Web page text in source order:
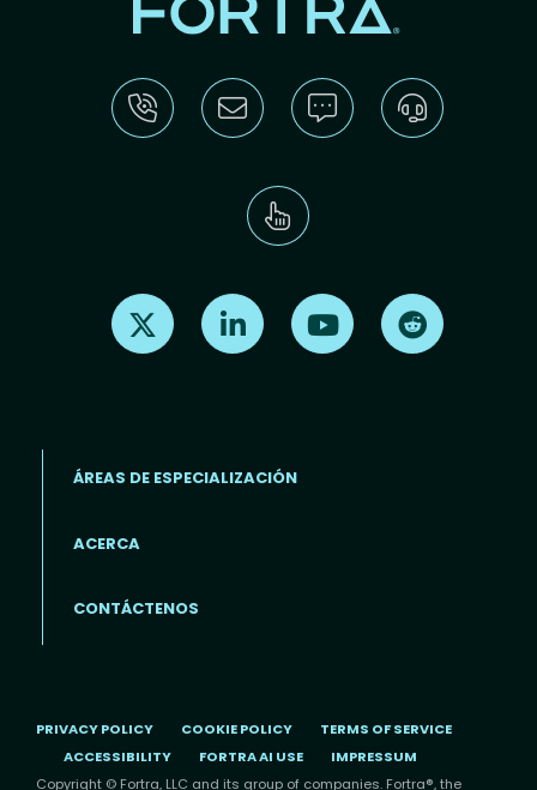
Find us on X Find us on LinkedInFind us on Youtube
ÁREAS DE ESPECIALIZACIÓN
ACERCA
CONTÁCTENOS
PRIVACY POLICY COOKIE POLICY
TERMS OF SERVICE
ACCESSIBILITY
FORTRA AI USE
IMPRESSUM
Copyright © Fortra, LLC and its group of companies. Fortra®, the